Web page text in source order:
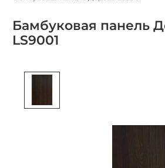
Бамбуковая панель
LS9001